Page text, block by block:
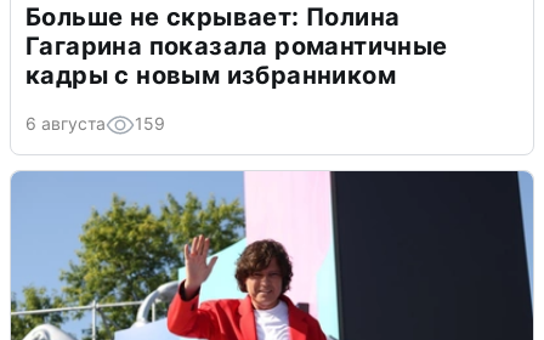
Больше не скрывает: Полина
Гагарина показала романтичные
кадры с новым избранником
6 августа 159